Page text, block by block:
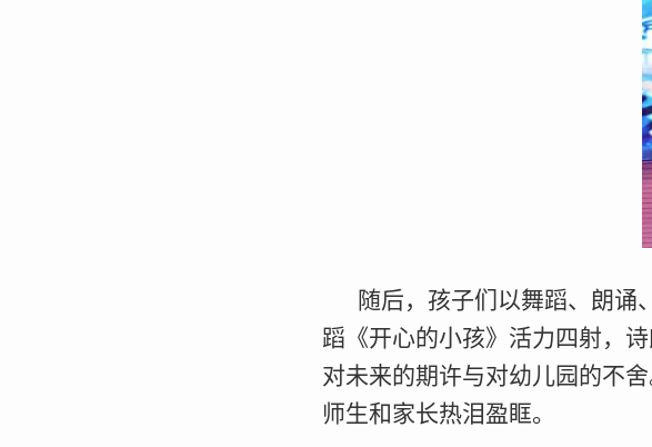
随后，孩子们以舞蹈、朗诵
蹈《开心的小孩》活力四射，
对未来的期许与对幼儿园的不
师生和家长热泪盈眶。